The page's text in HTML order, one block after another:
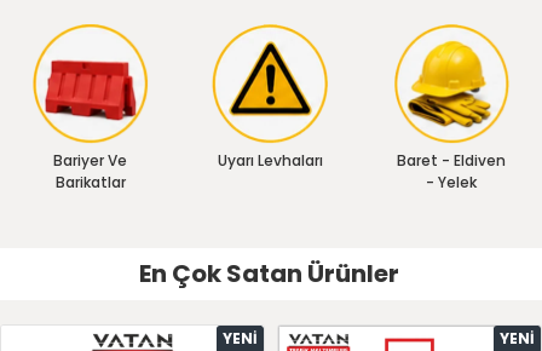
Bariyer Ve
Barikatlar
Uyarı Levhaları
Baret - Eldiven
- Yelek
En Çok Satan Ürünler
YENI YENI